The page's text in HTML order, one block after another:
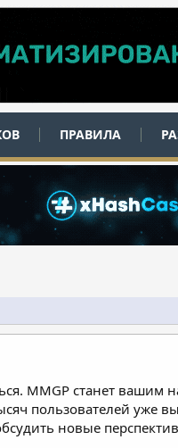
ПРАВИЛА
MMGP станет
пользователей уже
новые